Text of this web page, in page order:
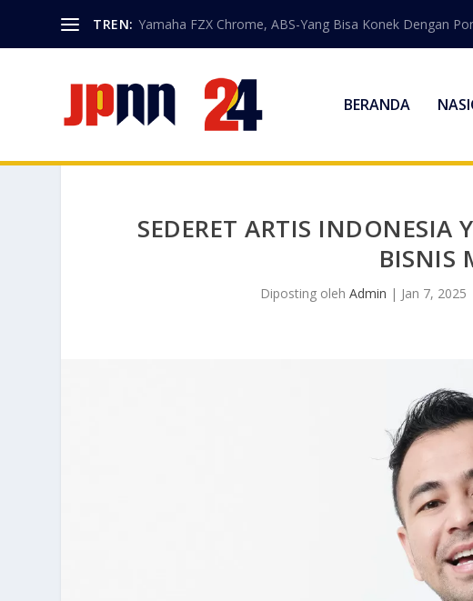
TREN: Yamaha FZX Chrome, ABS-Yang Bisa Konek Dengan
BERANDA
SEDERET ARTIS INDONESIA
BISNIS
Diposting olehAdmin | Jan 7, 2025